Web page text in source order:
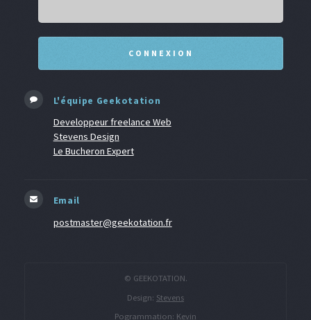
L'équipe Geekotation
Developpeur freelance Web
Stevens Design
Le Bucheron Expert
Email
postmaster@geekotation.fr
© GEEKOTATION.
Design: Stevens
Pogrammation: Kevin